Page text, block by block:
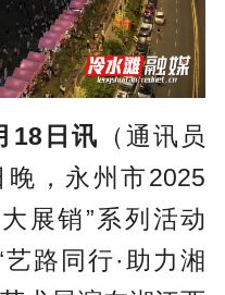
18日讯 （通讯员
，永州市2025
展销”系列活动
路同行·助力湘